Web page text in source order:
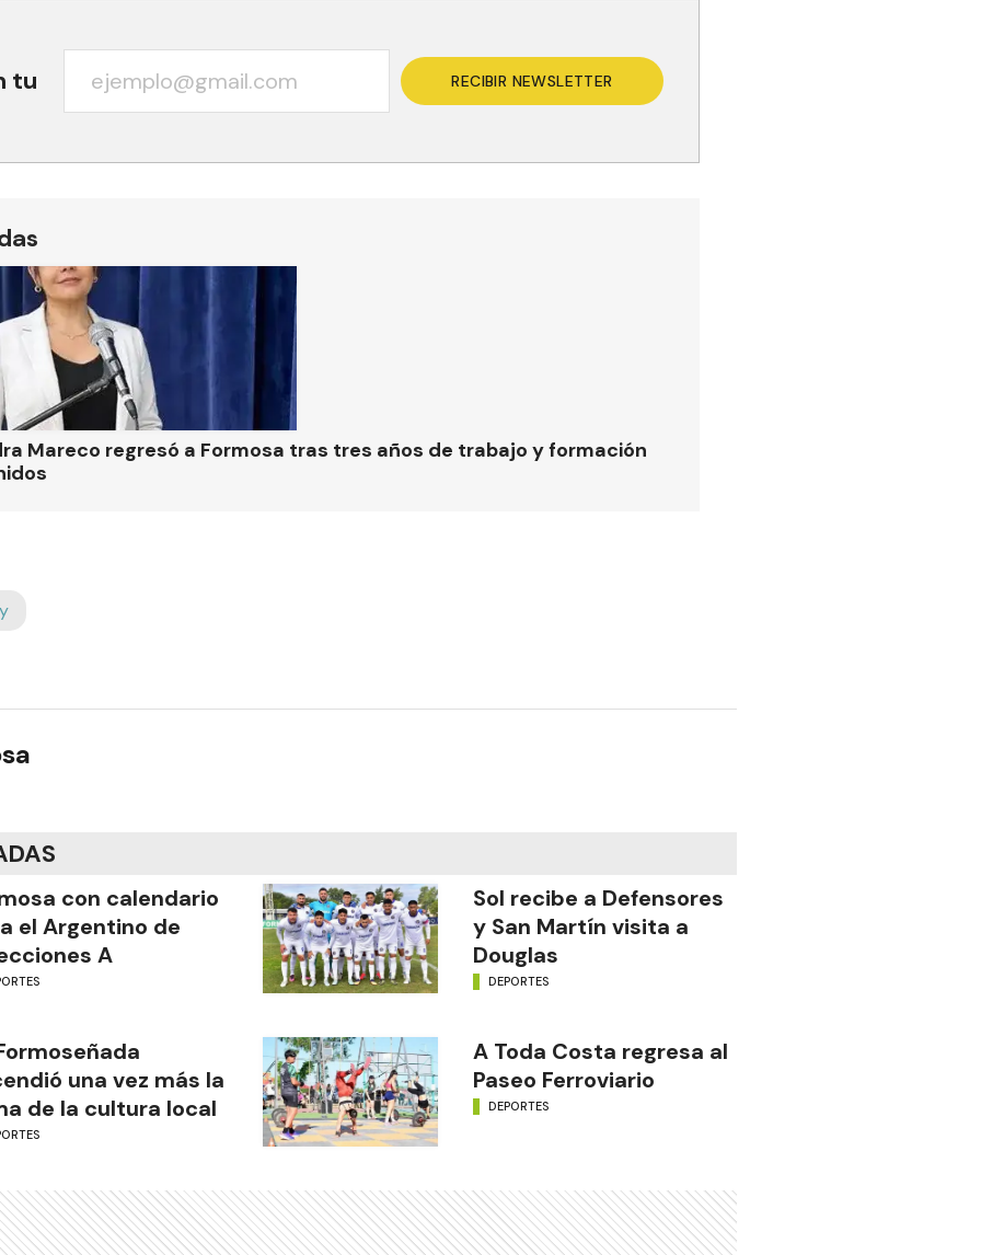
tu RECIBIR NEWSLETTER
Mareco regresó a Formosa tras tres años de trabajo y formación
con calendario
el Argentino de
A
Sol recibe a Defensores
y San Martín visita a
Douglas
DEPORTES
una vez más la
de la cultura local
A Toda Costa regresa al
Paseo Ferroviario
DEPORTES